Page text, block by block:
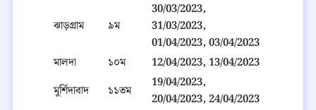
ঝাড়গ্রাম ৯ম
30/03/2023,
31/03/2023,
01/04/2023, 03/04/2023
মালদা
১০ম
12/04/2023, 13/04/2023
মুর্শিদাবাদ
১১তম
19/04/2023,
20/04/2023, 24/04/2023